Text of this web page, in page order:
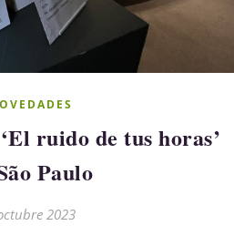
ruido de tus horas’
Paulo
2023